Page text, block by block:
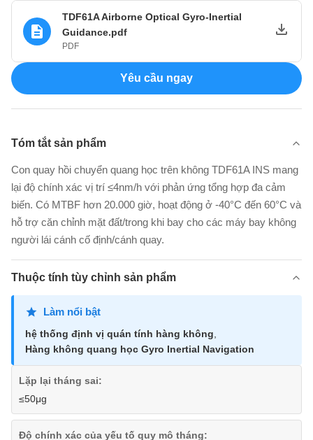
TDF61A Airborne Optical Gyro-Inertial
Guidance.pdf
PDF
Yêu cầu ngay
Tóm tắt sản phẩm
Con quay hồi chuyển quang học trên không TDF61A INS mang
lại độ chính xác vị trí ≤4nm/h với phản ứng tổng hợp đa cảm
biến. Có MTBF hơn 20.000 giờ, hoạt động ở -40°C đến 60°C và
hỗ trợ căn chỉnh mặt đất/trong khi bay cho các máy bay không
người lái cánh cố định/cánh quay.
Thuộc tính tùy chỉnh sản phẩm
Làm nổi bật
hệ thống định vị quán tính hàng không
Hàng không quang học Gyro Inertial Navigation
Lặp lại tháng sai:
≤50μg
Độ chính xác của yếu tố quy mô tháng: